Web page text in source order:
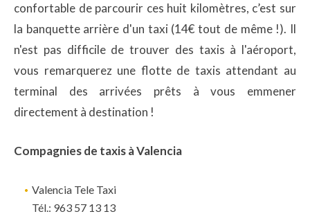
confortable de parcourir ces huit kilomètres, c’est sur
la banquette arrière d'un taxi (14€ tout de même !). Il
n'est pas difficile de trouver des taxis à l'aéroport,
vous remarquerez une flotte de taxis attendant au
terminal des arrivées prêts à vous emmener
directement à destination !
Compagnies de taxis à Valencia
Valencia Tele Taxi
Tél.: 963 57 13 13